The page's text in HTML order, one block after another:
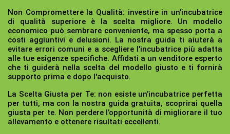
Non Compromettere la Qualità: investire in un'incubatrice
di qualità superiore è la scelta migliore. Un modello
economico può sembrare conveniente, ma spesso porta a
costi aggiuntivi e delusioni. La nostra guida ti aiuterà a
evitare errori comuni e a scegliere l'incubatrice più adatta
alle tue esigenze specifiche. Affidati a un venditore esperto
che ti guiderà nella scelta del modello giusto e ti fornirà
supporto prima e dopo l'acquisto.
La Scelta Giusta per Te: non esiste un’incubatrice perfetta
per tutti, ma con la nostra guida gratuita, scoprirai quella
giusta per te. Non perdere l’opportunità di migliorare il tuo
allevamento e ottenere risultati eccellenti.